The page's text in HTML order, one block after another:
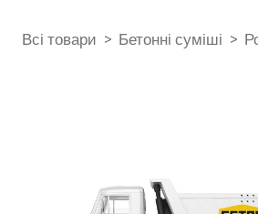
Всі товари Бетонні суміші